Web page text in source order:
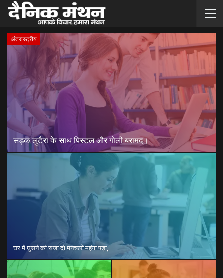
अंतरास्ट्रीय
सड़क लुटैरा के साथ पिस्टल और गोली बरामद।
घर में घुसने की सजा दो मनचलों महंगा पड़ा,